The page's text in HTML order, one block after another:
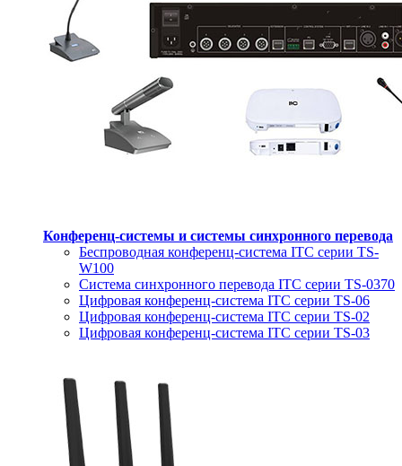
Конференц-системы и системы синхронного перевода
Беспроводная конференц-система ITC серии TS-
W100
Система синхронного перевода ITC серии TS-0370
Цифровая конференц-система ITC серии TS-06
Цифровая конференц-система ITC серии TS-02
Цифровая конференц-система ITC серии TS-03